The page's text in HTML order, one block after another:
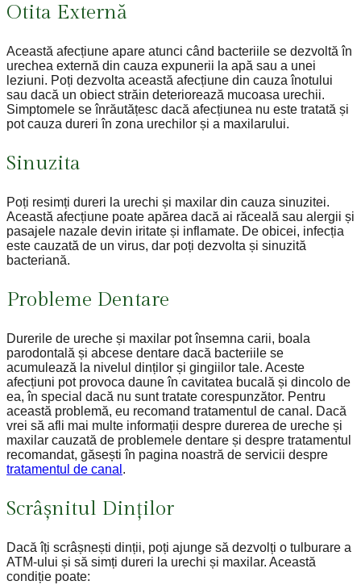
Otita Externă
Această afecțiune apare atunci când bacteriile se dezvoltă în
urechea externă din cauza expunerii la apă sau a unei
leziuni. Poți dezvolta această afecțiune din cauza înotului
sau dacă un obiect străin deteriorează mucoasa urechii.
Simptomele se înrăutățesc dacă afecțiunea nu este tratată și
pot cauza dureri în zona urechilor și a maxilarului.
Sinuzita
Poți resimți dureri la urechi și maxilar din cauza sinuzitei.
Această afecțiune poate apărea dacă ai răceală sau alergii și
pasajele nazale devin iritate și inflamate. De obicei, infecția
este cauzată de un virus, dar poți dezvolta și sinuzită
bacteriană.
Probleme Dentare
Durerile de ureche și maxilar pot însemna carii, boala
parodontală și abcese dentare dacă bacteriile se
acumulează la nivelul dinților și gingiilor tale. Aceste
afecțiuni pot provoca daune în cavitatea bucală și dincolo de
ea, în special dacă nu sunt tratate corespunzător. Pentru
această problemă, eu recomand tratamentul de canal. Dacă
vrei să afli mai multe informații despre durerea de ureche și
maxilar cauzată de problemele dentare și despre tratamentul
recomandat, găsești în pagina noastră de servicii despre
tratamentul de canal .
Scrâșnitul Dinților
Dacă îți scrâșnești dinții, poți ajunge să dezvolți o tulburare a
ATM-ului și să simți dureri la urechi și maxilar. Această
condiție poate: